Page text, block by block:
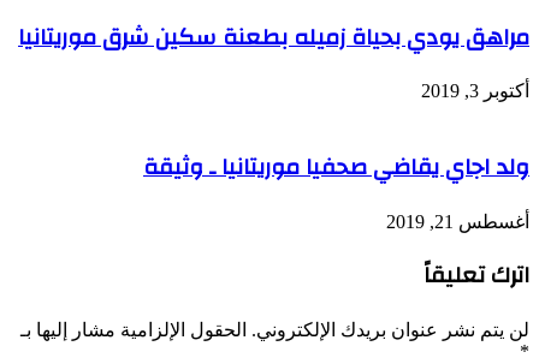
مراهق يودي بحياة زميله بطعنة سكين شرق موريتانيا
أكتوبر 3, 2019
ولد اجاي يقاضي صحفيا موريتانيا ـ وثيقة
أغسطس 21, 2019
اترك تعليقاً
لن يتم نشر عنوان بريدك الإلكتروني. الحقول الإلزامية مشار إليها بـ
*